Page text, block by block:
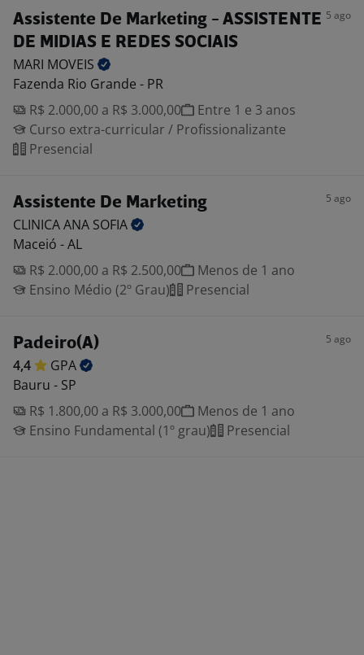
Assistente De Marketing - ASSISTENTE
DE MIDIAS E REDES SOCIAIS
5 ago
MARI MOVEIS
Fazenda Rio Grande - PR
R$ 2.000,00 a R$ 3.000,00
Entre 1 e 3 anos
Curso extra-curricular / Profissionalizante
Presencial
Assistente De Marketing 5 ago
CLINICA ANA SOFIA
Maceió - AL
R$ 2.000,00 a R$ 2.500,00
Menos de 1 ano
Ensino Médio (2º Grau)
Presencial
Padeiro(A) 5 ago
4,4
GPA
Bauru - SP
R$ 1.800,00 a R$ 3.000,00
Menos de 1 ano
Ensino Fundamental (1º grau)
Presencial